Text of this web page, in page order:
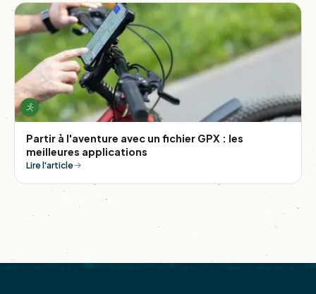
Partir à l'aventure avec un fichier GPX : les
meilleures applications
Lire l'article